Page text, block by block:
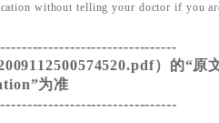
without telling your doctor if you
）的“原
为准